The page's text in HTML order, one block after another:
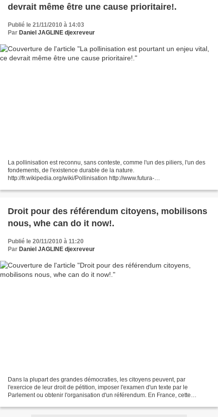
devrait même être une cause prioritaire!.
Publié le 21/11/2010 à 14:03
Par Daniel JAGLINE djexreveur
La pollinisation est reconnu, sans conteste, comme l'un des piliers, l'un des
fondements, de l'existence durable de la nature.
http://fr.wikipedia.org/wiki/Pollinisation http://www.futura-
ecologique-gratuit_970/c3/221/p1/...
Droit pour des référendum citoyens, mobilisons
nous, whe can do it now!.
Publié le 20/11/2010 à 11:20
Par Daniel JAGLINE djexreveur
Dans la plupart des grandes démocraties, les citoyens peuvent, par
l'exercice de leur droit de pétition, imposer l'examen d'un texte par le
Parlement ou obtenir l'organisation d'un référendum. En France, cette